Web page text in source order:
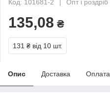
Код: 101681-2
Опт і роздріб
135,08 ₴
131 ₴ від 10 шт.
Опис Доставка Оплата